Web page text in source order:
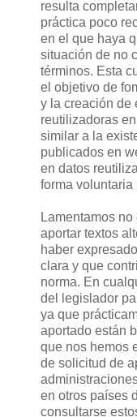
resulta
práctica poco
en el que haya
situación de no
términos. Esta
el objetivo de
y la creación de
reutilizadoras
similar a la
publicados en
en datos
forma
Lamentamos
aportar textos
haber
clara y que
norma. En
del legislador
ya que
aportado están
que nos hemos
de solicitud de
en otros países
consultarse